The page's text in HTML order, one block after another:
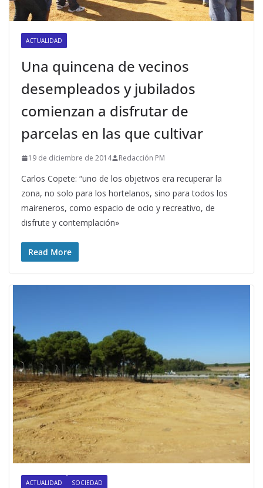
ACTUALIDAD
Una quincena de vecinos
desempleados y jubilados
comienzan a disfrutar de
parcelas en las que cultivar
19 de diciembre de 2014 Redacción PM
Carlos Copete: “uno de los objetivos era recuperar la
zona, no solo para los hortelanos, sino para todos los
maireneros, como espacio de ocio y recreativo, de
disfrute y contemplación»
Read More
ACTUALIDAD SOCIEDAD